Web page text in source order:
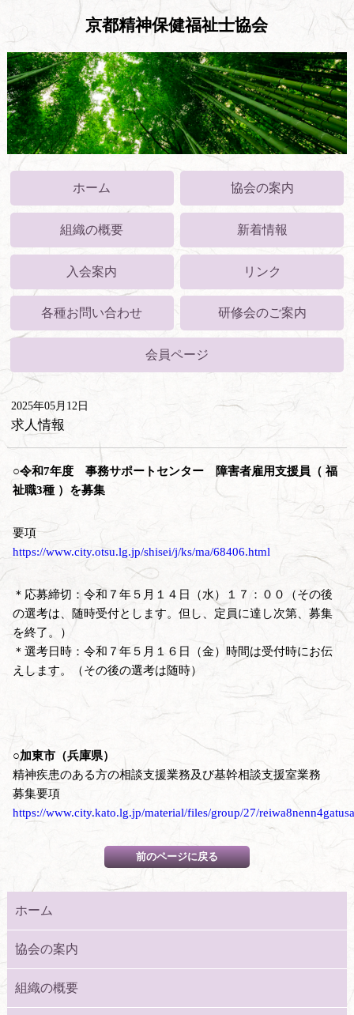
京都精神保健福祉士協会
ホーム 協会の案内
組織の概要 新着情報
入会案内 リンク
各種お問い合わせ 研修会のご案内
会員ページ
2025年05月12日
求人情報
○令和7年度 事務サポートセンター 障害者雇用支援員（ 福
祉職3種 ）を募集
要項
https://www.city.otsu.lg.jp/shisei/j/ks/ma/68406.html
＊応募締切：令和７年５月１４日（水）１７：００（その後
の選考は、随時受付とします。但し、定員に達し次第、募集
を終了。）
＊選考日時：令和７年５月１６日（金）時間は受付時にお伝
えします。（その後の選考は随時）
○加東市（兵庫県）
精神疾患のある方の相談支援業務及び基幹相談支援室業務
募集要項
https://www.city.kato.lg.jp/material/files/group/27/
ホーム
協会の案内
組織の概要